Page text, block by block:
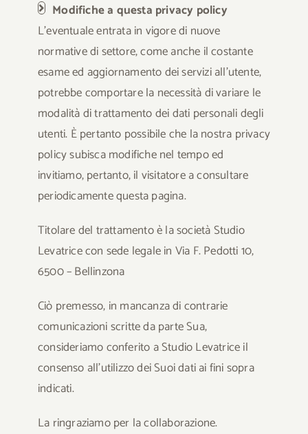
Modifiche a questa privacy policy
L’eventuale entrata in vigore di nuove
normative di settore, come anche il costante
esame ed aggiornamento dei servizi all’utente,
potrebbe comportare la necessità di variare le
modalità di trattamento dei dati personali degli
utenti. È pertanto possibile che la nostra privacy
policy subisca modifiche nel tempo ed
invitiamo, pertanto, il visitatore a consultare
periodicamente questa pagina.
Titolare del trattamento è la società Studio
Levatrice con sede legale in Via F. Pedotti 10,
6500 – Bellinzona
Ciò premesso, in mancanza di contrarie
comunicazioni scritte da parte Sua,
consideriamo conferito a Studio Levatrice il
consenso all’utilizzo dei Suoi dati ai fini sopra
indicati.
La ringraziamo per la collaborazione.